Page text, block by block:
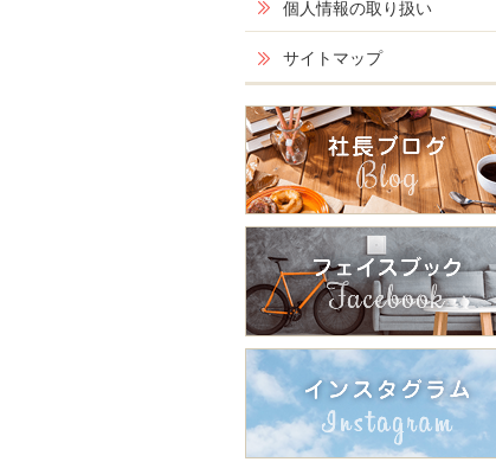
個人情報の取り扱い
サイトマップ